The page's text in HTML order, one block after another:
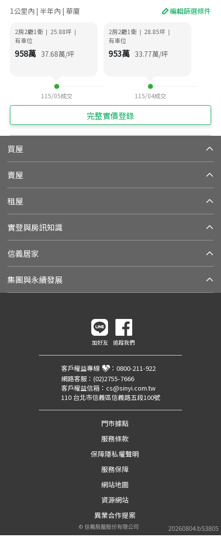
1公里內 | 半年內 | 華廈 編輯篩選條件
2房2廳1衛 | 25.88坪 |
有車位
958萬 37.68萬/坪
115/05成交
2房2廳1衛 | 28.85坪 |
有車位
953萬 33.77萬/坪
115/04成交
完整實價登錄
買屋
賣屋
租屋
實登與房訊知識
信義居家
集團與永續發展
20260804.b53805
加好友 追蹤我們
客戶權益專線 ： 0800-211-922
網路客服： (02)2755-7666
客戶權益信箱： cs@sinyi.com.tw
110 台北市信義區信義路五段100號
門市據點
服務條款
保障隱私權聲明
服務保障
網站地圖
資源網站
異業合作提案
©信義房屋股份有限公司